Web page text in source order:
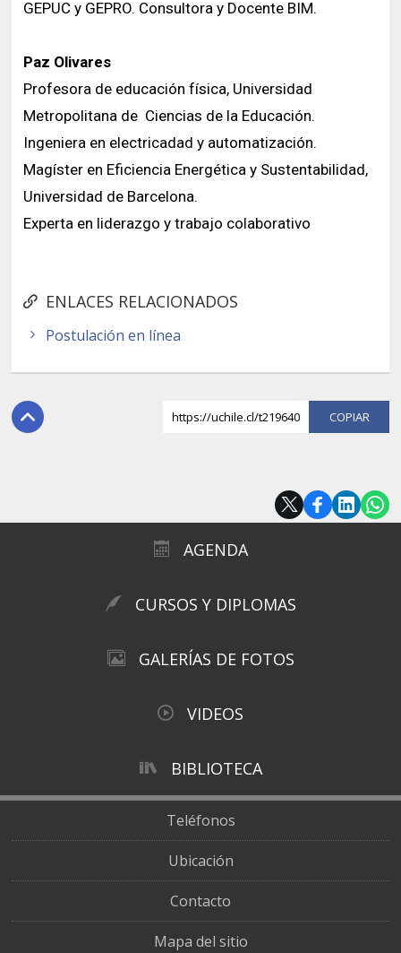
ENLACES RELACIONADOS
Postulación en línea
GEPUC y GEPRO. Consultora y Docente BIM.
Paz Olivares
Profesora de educación física, Universidad
Metropolitana de Ciencias de la Educación.
Ingeniera en electricadad y automatización.
Magíster en Eficiencia Energética y Sustentabilidad,
Universidad de Barcelona.
Experta en liderazgo y trabajo colaborativo
https://uchile.cl/t219640
AGENDA
CURSOS Y DIPLOMAS
GALERÍAS DE FOTOS
VIDEOS
BIBLIOTECA
Teléfonos
Ubicación
Contacto
Mapa del sitio